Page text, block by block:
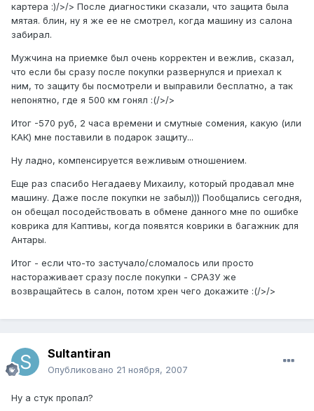
картера :)/>/> После диагностики сказали, что защита была
мятая. блин, ну я же ее не смотрел, когда машину из салона
забирал.
Мужчина на приемке был очень корректен и вежлив, сказал,
что если бы сразу после покупки развернулся и приехал к
ним, то защиту бы посмотрели и выправили бесплатно, а так
непонятно, где я 500 км гонял :(/>/>
Итог -570 руб, 2 часа времени и смутные сомения, какую (или
КАК) мне поставили в подарок защиту...
Ну ладно, компенсируется вежливым отношением.
Еще раз спасибо Негадаеву Михаилу, который продавал мне
машину. Даже после покупки не забыл))) Пообщались сегодня,
он обещал посодействовать в обмене данного мне по ошибке
коврика для Каптивы, когда появятся коврики в багажник для
Антары.
Итог - если что-то застучало/сломалось или просто
настораживает сразу после покупки - СРАЗУ же
возвращайтесь в салон, потом хрен чего докажите :(/>/>
Sultantiran
Опубликовано 21 ноября, 2007
Ну а стук пропал?